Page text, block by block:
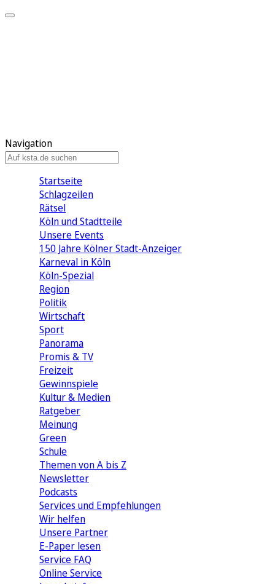
Navigation
Startseite
Schlagzeilen
Rätsel
Köln und Stadtteile
Unsere Events
150 Jahre Kölner Stadt-Anzeiger
Karneval in Köln
Köln-Spezial
Region
Politik
Wirtschaft
Sport
Panorama
Promis & TV
Freizeit
Gewinnspiele
Kultur & Medien
Ratgeber
Meinung
Green
Schule
Themen von A bis Z
Newsletter
Podcasts
Services und Empfehlungen
Wir helfen
Unsere Partner
E-Paper lesen
Service FAQ
Online Service